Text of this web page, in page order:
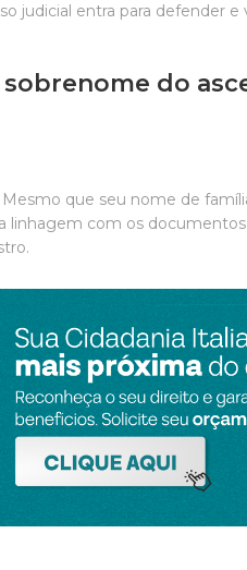
judicial entra para defender e
do
que seu nome de
linhagem com os